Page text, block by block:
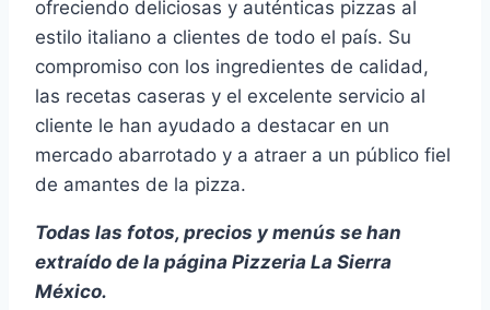
ofreciendo deliciosas y auténticas pizzas al
estilo italiano a clientes de todo el país. Su
compromiso con los ingredientes de calidad,
las recetas caseras y el excelente servicio al
cliente le han ayudado a destacar en un
mercado abarrotado y a atraer a un público fiel
de amantes de la pizza.
Todas las fotos, precios y menús se han
extraído de la página Pizzeria La Sierra
México.